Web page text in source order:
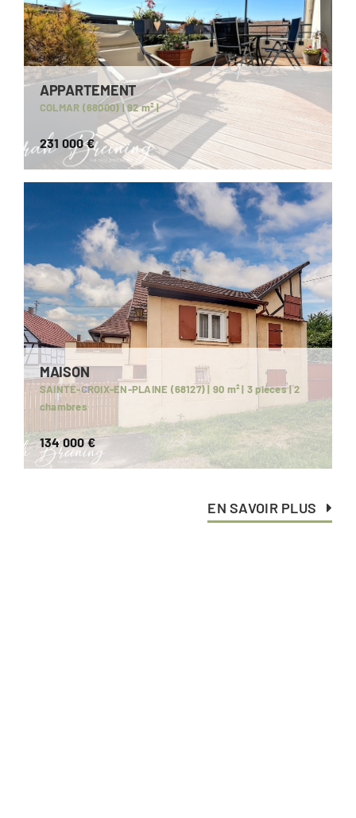
APPARTEMENT
COLMAR (68000) | 92 m² |
231 000 €
MAISON
SAINTE-CROIX-EN-PLAINE (68127) | 90 m² | 3 pièces | 2
chambres
134 000 €
EN SAVOIR PLUS